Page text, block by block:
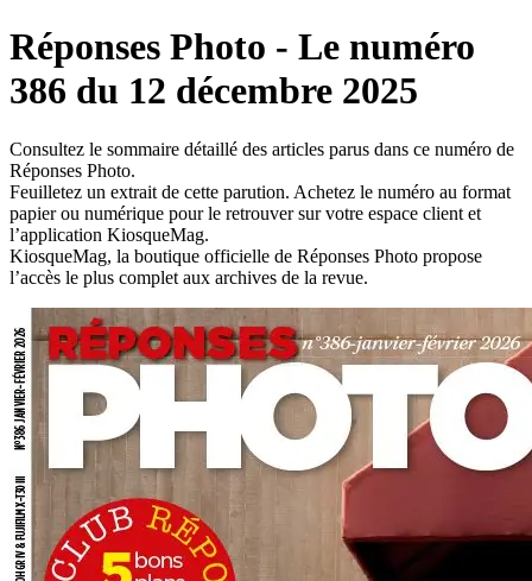
Réponses Photo - Le numéro
386 du 12 décembre 2025
Consultez le sommaire détaillé des articles parus dans ce numéro de
Réponses Photo.
Feuilletez un extrait de cette parution. Achetez le numéro au format
papier ou numérique pour le retrouver sur votre espace client et
l’application KiosqueMag.
KiosqueMag, la boutique officielle de Réponses Photo propose
l’accès le plus complet aux archives de la revue.